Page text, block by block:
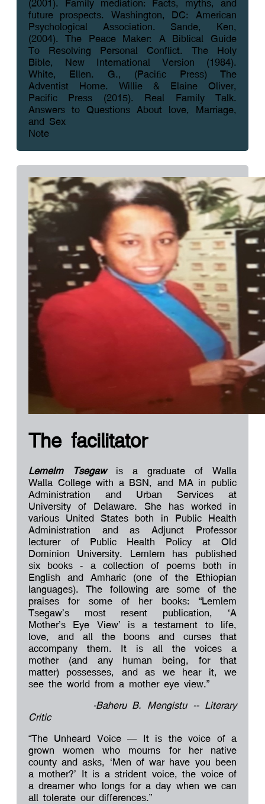
(2001). Family mediation: Facts, myths, and
future prospects. Washington, DC: American
Psychological Association. Sande, Ken,
(2004). The Peace Maker: A Biblical Guide
To Resolving Personal Conflict. The Holy
Bible, New International Version (1984).
White, Ellen. G., (Paciﬁc Press) The
Adventist Home. Willie & Elaine Oliver,
Pacific Press (2015). Real Family Talk.
Answers to Questions About love, Marriage,
and Sex
Note
The facilitator
Lemelm Tsegawis a graduate of Walla
Walla College with a BSN, and MA in public
Administration and Urban Services at
University of Delaware. She has worked in
various United States both in Public Health
Administration and as Adjunct Professor
lecturer of Public Health Policy at Old
Dominion University. Lemlem has published
six books - a collection of poems both in
English and Amharic (one of the Ethiopian
languages). The following are some of the
praises for some of her books: “Lemlem
Tsegaw’s most resent publication, ‘A
Mother’s Eye View’ is a testament to life,
love, and all the boons and curses that
accompany them. It is all the voices a
mother (and any human being, for that
matter) possesses, and as we hear it, we
see the world from a mother eye view.”
-Baheru B. Mengistu -- Literary
Critic
“The Unheard Voice – It is the voice of a
grown women who mourns for her native
county and asks, ‘Men of war have you been
a mother?’ It is a strident voice, the voice of
a dreamer who longs for a day when we can
all tolerate our differences.”